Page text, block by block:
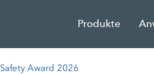
Produkte
Safety Award 2026